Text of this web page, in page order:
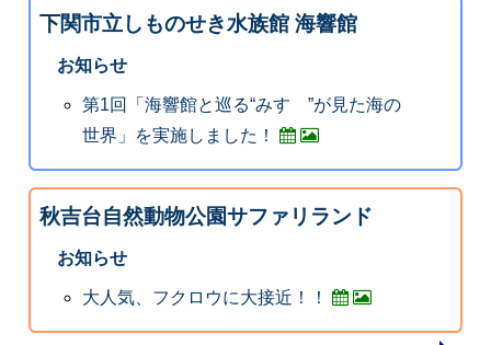
下関市立しものせき水族館 海響館
お知らせ
第1回「海響館と巡る“みすゞ”が見た海の
世界」を実施しました！
秋吉台自然動物公園サファリランド
お知らせ
大人気、フクロウに大接近！！